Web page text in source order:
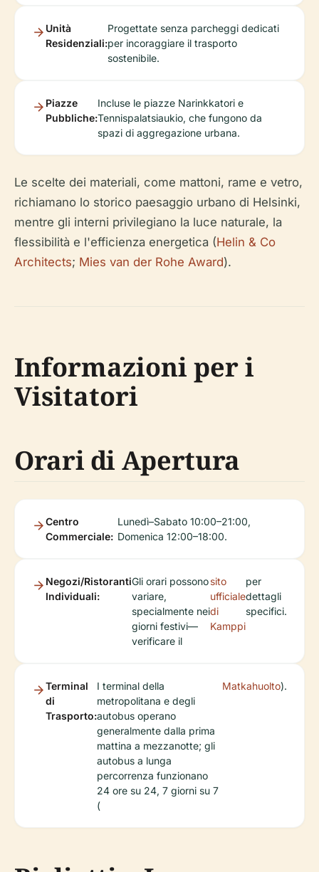
Unità
Residenziali:
Progettate senza parcheggi dedicati
per incoraggiare il trasporto
sostenibile.
Piazze
Pubbliche:
Incluse le piazze Narinkkatori e
Tennispalatsiaukio, che fungono da
spazi di aggregazione urbana.
Le scelte dei materiali, come mattoni, rame e vetro,
richiamano lo storico paesaggio urbano di Helsinki,
mentre gli interni privilegiano la luce naturale, la
flessibilità e l'efficienza energetica (Helin & Co
Architects; Mies van der Rohe Award).
Informazioni per i
Visitatori
Orari di Apertura
Centro
Commerciale:
Lunedì–Sabato 10:00–21:00,
Domenica 12:00–18:00.
Negozi/Ristoranti
Individuali:
Gli orari possono
variare,
specialmente nei
giorni festivi—
verificare il
sito
ufficiale
di
Kamppi
per
dettagli
specifici.
Terminal
di
Trasporto:
I terminal della
metropolitana e degli
autobus operano
generalmente dalla prima
mattina a mezzanotte; gli
autobus a lunga
percorrenza funzionano
24 ore su 24, 7 giorni su 7
(
Matkahuolto).